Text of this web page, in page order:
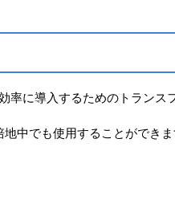
に導入するためのトランス
中でも使用することができま